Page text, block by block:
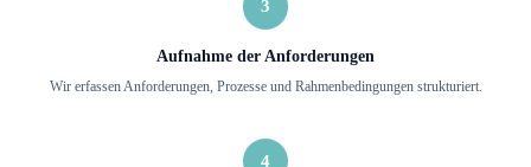
3
Aufnahme der Anforderungen
Wir erfassen Anforderungen, Prozesse und Rahmenbedingungen strukturiert.
4